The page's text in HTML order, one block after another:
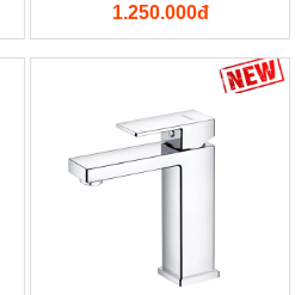
1.250.000đ